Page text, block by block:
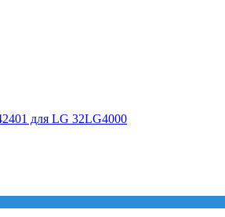
для LG 32LG4000